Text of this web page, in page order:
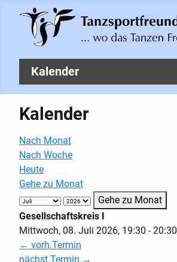
Kalender
Kalender
Nach Monat
Nach Woche
Heute
Gehe zu Monat
Gehe zu Monat
Gesellschaftskreis I
Mittwoch, 08. Juli 2026, 19:30 - 20:30
← vorh.Termin
nächst.Termin →